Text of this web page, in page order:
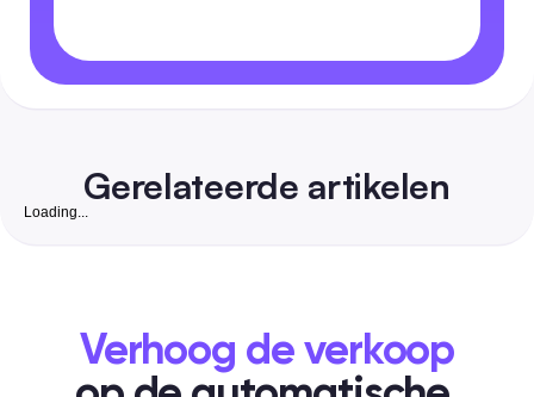
Gerelateerde artikelen
zakelijk geschikte Instagram-volgers te winnen. Bevat India-
vriendelijke tools, goedgekeurde checklists, DM/reactie
Loading...
Verhoog de verkoop